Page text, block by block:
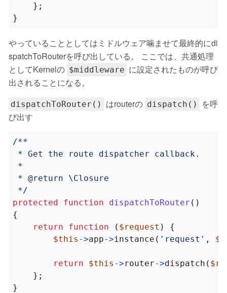
};
}
やっていることとしてはミドルウェア噛ませて最終的にdi
spatchToRouterを呼び出している。 ここでは、共通処理
としてKernelの $middleware に設定されたものが呼び
出されることになる。
dispatchToRouter() はrouterの dispatch()
を呼
び出す
*/
protected
function dispatchToRouter ()
{
return
function ( $request )
{
$this ->app->instance ( 'request' ,
return $this ->router->dispatch (
};
}